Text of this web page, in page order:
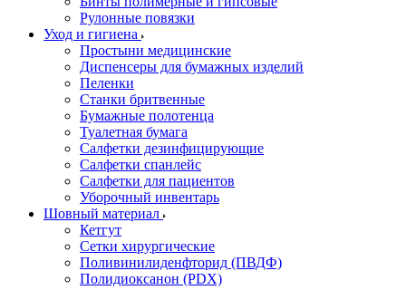
Рулонные повязки
Уход и гигиена
Простыни медицинские
Диспенсеры для бумажных изделий
Пеленки
Станки бритвенные
Бумажные полотенца
Туалетная бумага
Салфетки дезинфицирующие
Салфетки спанлейс
Салфетки для пациентов
Уборочный инвентарь
Шовный материал
Кетгут
Сетки хирургические
Поливинилиденфторид (ПВДФ)
Полидиоксанон (PDX)